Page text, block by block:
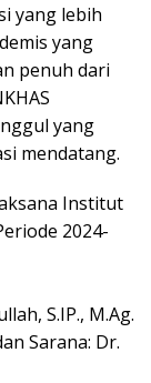
yang lebih
yang
penuh dari
yang
mendatang.
Institut
2024-
S.IP., M.Ag.
Sarana: Dr.